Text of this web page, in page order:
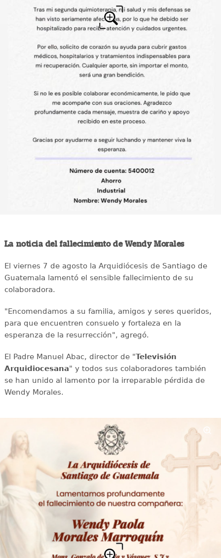
La noticia del fallecimiento de Wendy Morales
El viernes 7 de agosto la Arquidiócesis de Santiago de
Guatemala lamentó el sensible fallecimiento de su
colaboradora.
"Encomendamos a su familia, amigos y seres queridos,
para que encuentren consuelo y fortaleza en la
esperanza de la resurrección", agregó.
El Padre Manuel Abac, director de "Televisión
Arquidiocesana" y todos sus colaboradores también
se han unido al lamento por la irreparable pérdida de
Wendy Morales.